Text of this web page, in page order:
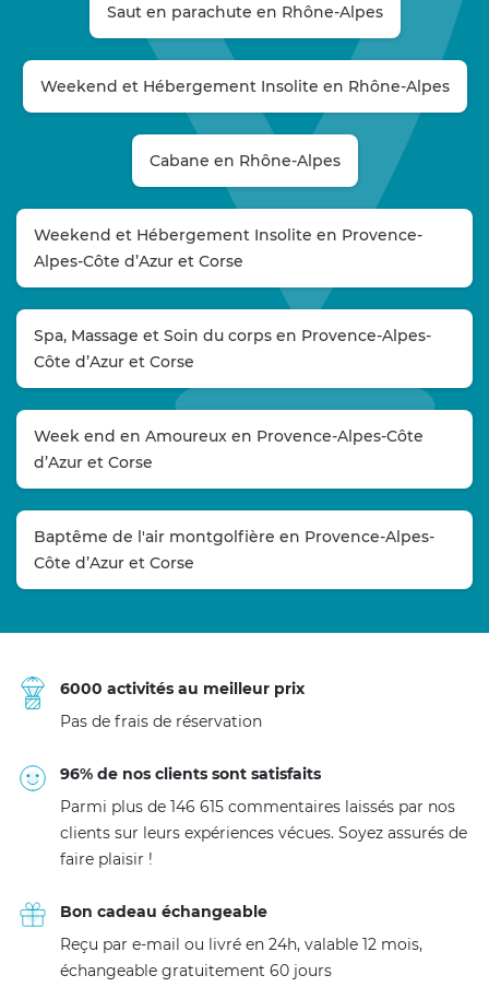
Saut en parachute en Rhône-Alpes
Weekend et Hébergement Insolite en Rhône-Alpes
Cabane en Rhône-Alpes
Weekend et Hébergement Insolite en Provence-
Alpes-Côte d’Azur et Corse
Spa, Massage et Soin du corps en Provence-Alpes-
Côte d’Azur et Corse
Week end en Amoureux en Provence-Alpes-Côte
d’Azur et Corse
Baptême de l'air montgolfière en Provence-Alpes-
Côte d’Azur et Corse
6000 activités au meilleur prix
Pas de frais de réservation
96% de nos clients sont satisfaits
Parmi plus de 146 615 commentaires laissés par nos
clients sur leurs expériences vécues. Soyez assurés de
faire plaisir !
Bon cadeau échangeable
Reçu par e-mail ou livré en 24h, valable 12 mois,
échangeable gratuitement 60 jours